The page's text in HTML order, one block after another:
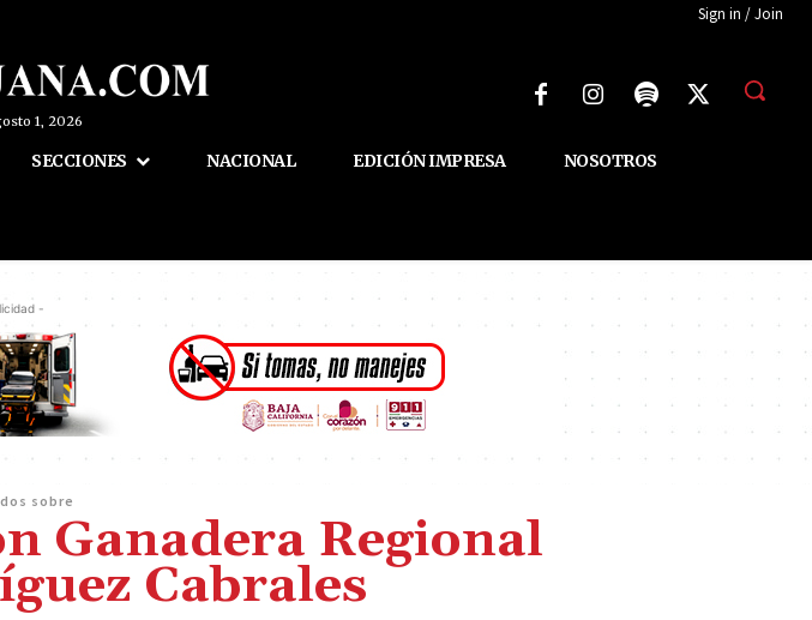
Sign in / Join
1, 2026
SECCIONES NACIONAL EDICIÓN IMPRESA NOSOTROS
-
sobre
Ganadera Regional
Cabrales